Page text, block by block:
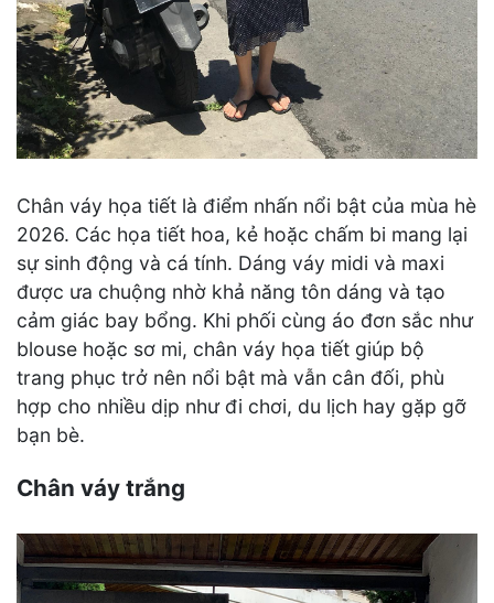
Chân váy họa tiết là điểm nhấn nổi bật của mùa hè
2026. Các họa tiết hoa, kẻ hoặc chấm bi mang lại
sự sinh động và cá tính. Dáng váy midi và maxi
được ưa chuộng nhờ khả năng tôn dáng và tạo
cảm giác bay bổng. Khi phối cùng áo đơn sắc như
blouse hoặc sơ mi, chân váy họa tiết giúp bộ
trang phục trở nên nổi bật mà vẫn cân đối, phù
hợp cho nhiều dịp như đi chơi, du lịch hay gặp gỡ
bạn bè.
Chân váy trắng